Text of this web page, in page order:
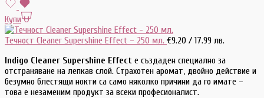
Купи
Течност Cleaner Supershine Effect – 250 мл. €9.20 / 17.99 лв.
Indigo Cleaner Supershine Effect е създаден специално за
отстраняване на лепкав слой. Страхотен аромат, двойно действие и
безумно блестящи нокти са само няколко причини да го имате –
това е незаменим продукт за всеки професионалист.